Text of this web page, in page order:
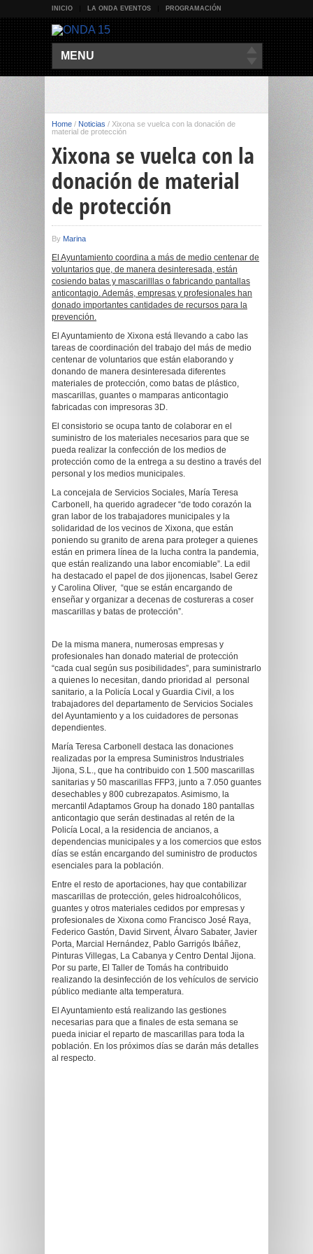
INICIO LA ONDA EVENTOS PROGRAMACIÓN
MENU
Home / Noticias / Xixona se vuelca con la donación de
material de protección
Xixona se vuelca con la
donación de material
de protección
By Marina
El Ayuntamiento coordina a más de medio centenar de
voluntarios que, de manera desinteresada, están
cosiendo batas y mascarilllas o fabricando pantallas
anticontagio. Además, empresas y profesionales han
donado importantes cantidades de recursos para la
prevención.
El Ayuntamiento de Xixona está llevando a cabo las
tareas de coordinación del trabajo del más de medio
centenar de voluntarios que están elaborando y
donando de manera desinteresada diferentes
materiales de protección, como batas de plástico,
mascarillas, guantes o mamparas anticontagio
fabricadas con impresoras 3D.
El consistorio se ocupa tanto de colaborar en el
suministro de los materiales necesarios para que se
pueda realizar la confección de los medios de
protección como de la entrega a su destino a través del
personal y los medios municipales.
La concejala de Servicios Sociales, María Teresa
Carbonell, ha querido agradecer “de todo corazón la
gran labor de los trabajadores municipales y la
solidaridad de los vecinos de Xixona, que están
poniendo su granito de arena para proteger a quienes
están en primera línea de la lucha contra la pandemia,
que están realizando una labor encomiable”. La edil
ha destacado el papel de dos jijonencas, Isabel Gerez
y Carolina Oliver, “que se están encargando de
enseñar y organizar a decenas de costureras a coser
mascarillas y batas de protección”.
De la misma manera, numerosas empresas y
profesionales han donado material de protección
“cada cual según sus posibilidades”, para suministrarlo
a quienes lo necesitan, dando prioridad al personal
sanitario, a la Policía Local y Guardia Civil, a los
trabajadores del departamento de Servicios Sociales
del Ayuntamiento y a los cuidadores de personas
dependientes.
María Teresa Carbonell destaca las donaciones
realizadas por la empresa Suministros Industriales
Jijona, S.L., que ha contribuido con 1.500 mascarillas
sanitarias y 50 mascarillas FFP3, junto a 7.050 guantes
desechables y 800 cubrezapatos. Asimismo, la
mercantil Adaptamos Group ha donado 180 pantallas
anticontagio que serán destinadas al retén de la
Policía Local, a la residencia de ancianos, a
dependencias municipales y a los comercios que estos
días se están encargando del suministro de productos
esenciales para la población.
Entre el resto de aportaciones, hay que contabilizar
mascarillas de protección, geles hidroalcohólicos,
guantes y otros materiales cedidos por empresas y
profesionales de Xixona como Francisco José Raya,
Federico Gastón, David Sirvent, Álvaro Sabater, Javier
Porta, Marcial Hernández, Pablo Garrigós Ibáñez,
Pinturas Villegas, La Cabanya y Centro Dental Jijona.
Por su parte, El Taller de Tomás ha contribuido
realizando la desinfección de los vehículos de servicio
público mediante alta temperatura.
El Ayuntamiento está realizando las gestiones
necesarias para que a finales de esta semana se
pueda iniciar el reparto de mascarillas para toda la
población. En los próximos días se darán más detalles
al respecto.